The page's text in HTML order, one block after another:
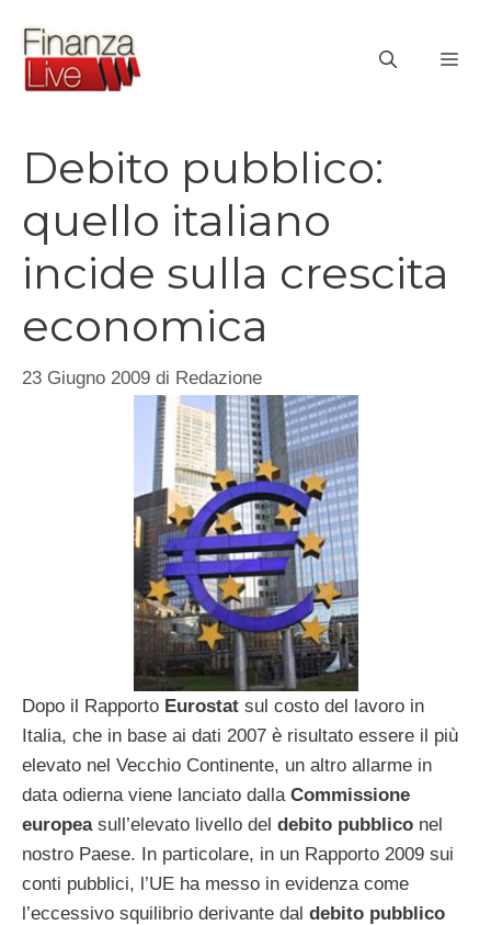
contenuto
Debito pubblico:
quello italiano
incide sulla crescita
economica
23 Giugno 2009 di Redazione
Dopo il Rapporto Eurostat sul costo del lavoro in
Italia, che in base ai dati 2007 è risultato essere il più
elevato nel Vecchio Continente, un altro allarme in
data odierna viene lanciato dalla Commissione
europeasull’elevato livello del debito pubblico nel
nostro Paese. In particolare, in un Rapporto 2009 sui
conti pubblici, l’UE ha messo in evidenza come
l’eccessivo squilibrio derivante dal debito pubblico